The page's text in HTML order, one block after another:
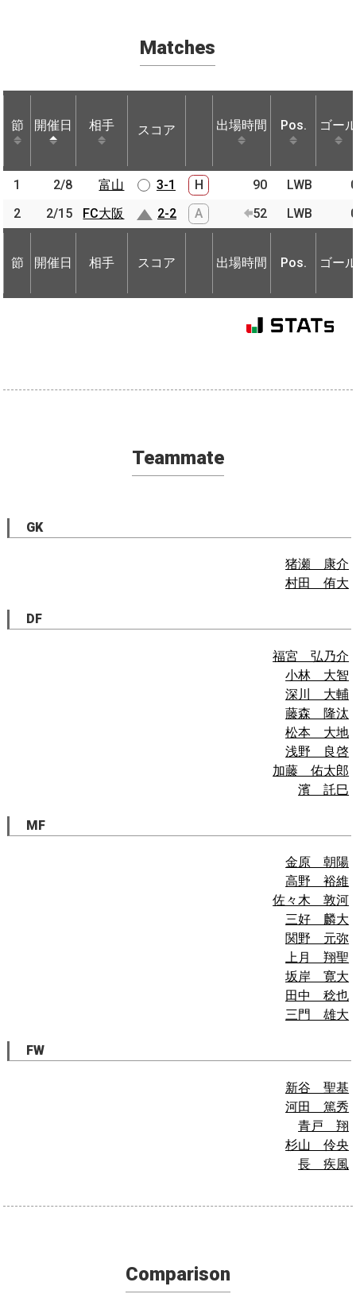
Matches
節 開催日 相手 スコア 出場時間 Pos. ゴー
節 開催日 相手 スコア 出場時間 Pos. ゴー
1 2/8 富山 3-1 H 90 LWB
2
2/15 FC大阪 2-2 A 52 LWB
節 開催日 相手 スコア 出場時間 Pos. ゴー
節 開催日 相手
1 2/8
富山
2
2/15 FC大阪
節 開催日 相手
Teammate
GK
猪瀬 康介
村田 侑大
DF
福宮 弘乃介
小林 大智
深川 大輔
藤森 隆汰
松本 大地
浅野 良啓
加藤 佑太郎
濱 託巳
MF
金原 朝陽
高野 裕維
佐々木 敦河
三好 麟大
関野 元弥
上月 翔聖
坂岸 寛大
田中 稔也
三門 雄大
FW
新谷 聖基
河田 篤秀
青戸 翔
杉山 伶央
長 疾風
Comparison